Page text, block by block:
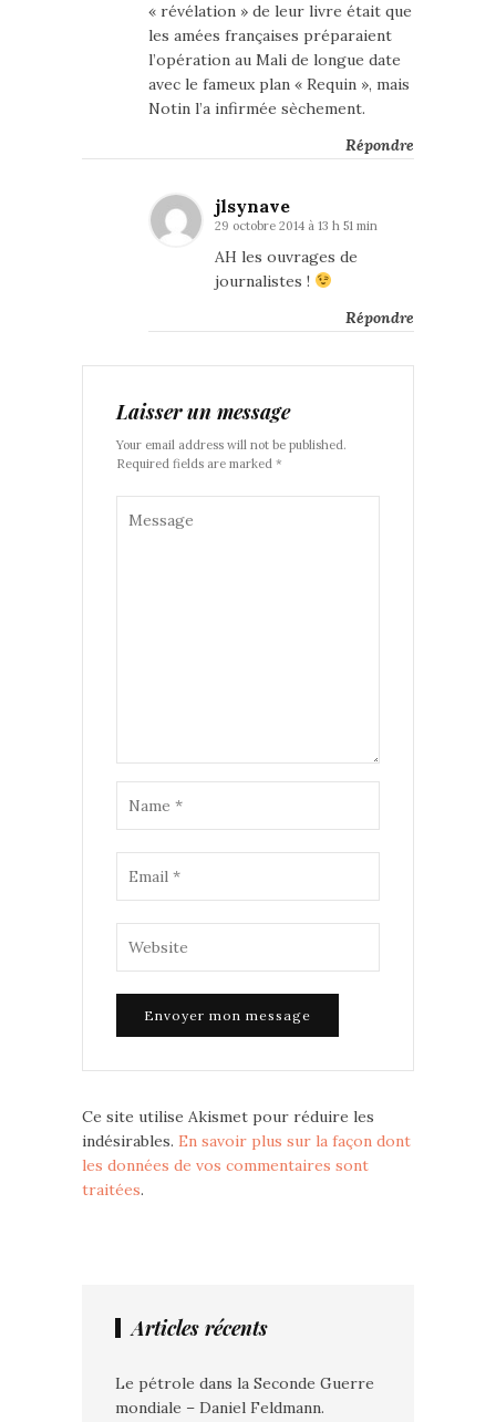
« révélation » de leur livre était que
les amées françaises préparaient
l’opération au Mali de longue date
avec le fameux plan « Requin », mais
Notin l’a infirmée sèchement.
Répondre
jlsynave
29 octobre 2014 à 13 h 51 min
AH les ouvrages de
journalistes !
Répondre
Laisser un message
Your email address will not be published.
Required fields are marked *
Ce site utilise Akismet pour réduire les
indésirables. En savoir plus sur la façon dont
les données de vos commentaires sont
traitées.
Articles récents
Le pétrole dans la Seconde Guerre
mondiale – Daniel Feldmann.